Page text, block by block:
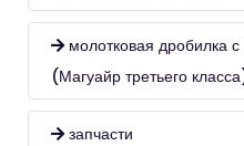
молотковая дробилка
(Магуайр третьего
запчасти